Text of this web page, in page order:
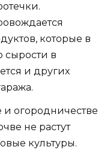
которые в
сырости в
и других
и огородничестве
не растут
культуры.